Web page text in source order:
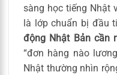
sàng học tiếng Nhật
là lớp chuẩn bị đầu
động Nhật Bản cần
“đơn hàng nào
Nhật thường nhìn